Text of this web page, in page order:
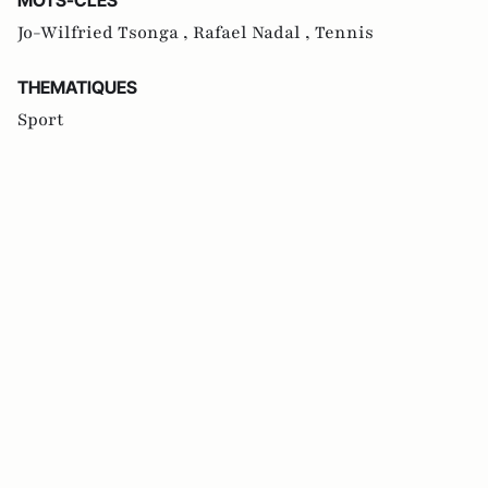
Jo-Wilfried Tsonga , Rafael Nadal , Tennis
THEMATIQUES
Sport